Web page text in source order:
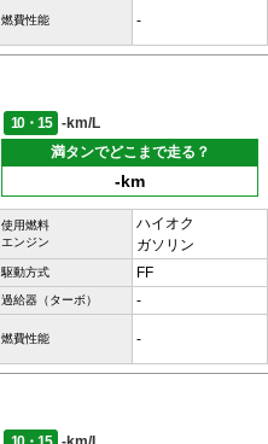
燃費性能 -
10・15
-km/L
満タンでどこまで走る？
-km
使用燃料
エンジン
ハイオク
ガソリン
駆動方式 FF
過給器（ターボ） -
燃費性能 -